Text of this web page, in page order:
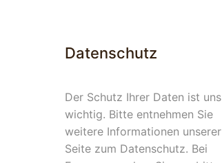
Datenschutz
Der Schutz Ihrer Daten ist uns
wichtig. Bitte entnehmen Sie
weitere Informationen unserer
Seite zum Datenschutz. Bei